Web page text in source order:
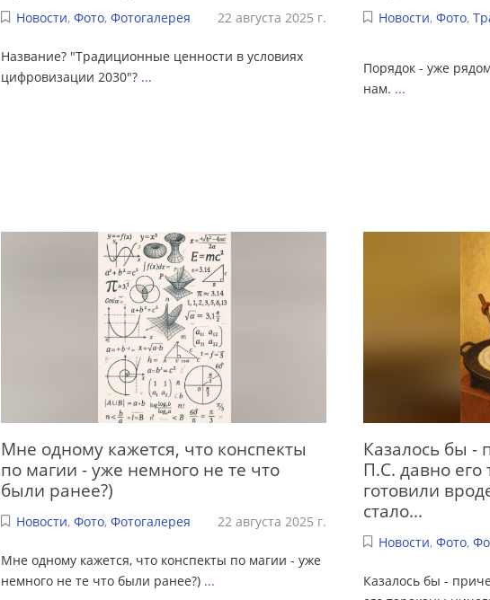
Новости, Фото, Фотогалерея 22 августа 2025 г.
Название? "Традиционные ценности в условиях
цифровизации 2030"? ...
Новости,Фото,
Порядок - уже
нам. ...
Мне одному кажется, что конспекты
по магии - уже немного не те что
были ранее?)
Новости, Фото, Фотогалерея 22 августа 2025 г.
Мне одному кажется, что конспекты по магии - уже
немного не те что были ранее?) ...
Казалось бы -
П.С. давно его
готовили
стало...
Новости,Фото,
Казалось бы -